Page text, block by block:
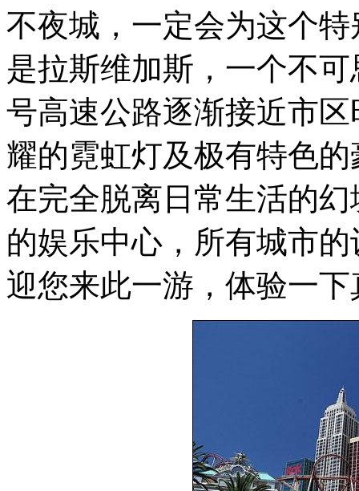
不夜城，一定会为这个
是拉斯维加斯，一个不
号高速公路逐渐接近市
耀的霓虹灯及极有特色
在完全脱离日常生活的
的娱乐中心，所有城市
迎您来此一游，体验一